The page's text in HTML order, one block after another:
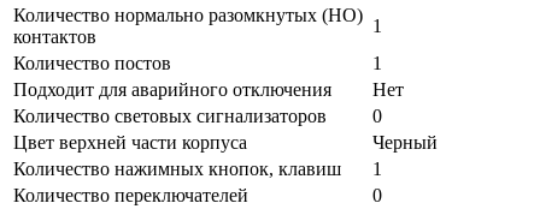
Количество нормально разомкнутых (НО)
контактов
1
Количество постов
1
Подходит для аварийного отключения
Нет
Количество световых сигнализаторов
0
Цвет верхней части корпуса
Черный
Количество нажимных кнопок, клавиш
1
Количество переключателей
0